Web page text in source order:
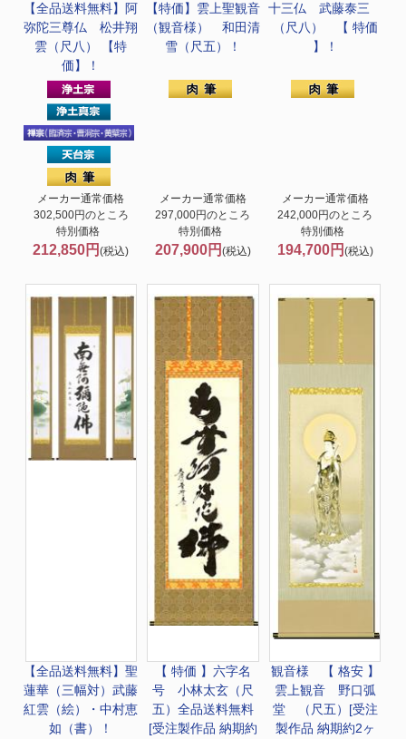
【全品送料無料】 阿
弥陀三尊仏 松井翔
雲（尺八） 【特
価】！
メーカー通常価格
302,500円のところ
特別価格
212,850円(税込)
【特価】 雲上聖観音
（観音様） 和田清
雪（尺五）！
メーカー通常価格
297,000円のところ
特別価格
207,900円 (税込)
十三仏 武藤泰三
（尺八） 【 特価
】！
メーカー通常価格
242,000円のところ
特別価格
194,700円 (税込)
【全品送料無料】聖
蓮華（三幅対）武藤
紅雲（絵）・中村恵
如（書）！
【 特価 】 六字名
号 小林太玄（尺
五）全品送料無料
[受注製作品 納期約
観音様 【 格安 】
雲上観音 野口弧
堂 （尺五）[受注
製作品 納期約2ヶ